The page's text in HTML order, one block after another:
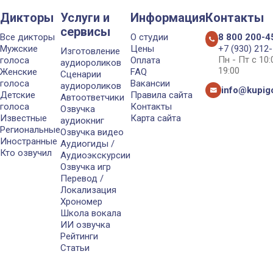
Дикторы
Все дикторы
Мужские
голоса
Женские
голоса
Детские
голоса
Известные
Региональные
Иностранные
Кто озвучил
Услуги и
сервисы
Изготовление
аудиороликов
Сценарии
аудиороликов
Автоответчики
Озвучка
аудиокниг
Озвучка видео
Аудиогиды /
Аудиоэкскурсии
Озвучка игр
Перевод /
Локализация
Хрономер
Школа вокала
ИИ озвучка
Рейтинги
Статьи
Информация
О студии
Цены
Оплата
FAQ
Вакансии
Правила сайта
Контакты
Карта сайта
Контакты
8 800 200-
+7 (930)
Пн - Пт с
19:00